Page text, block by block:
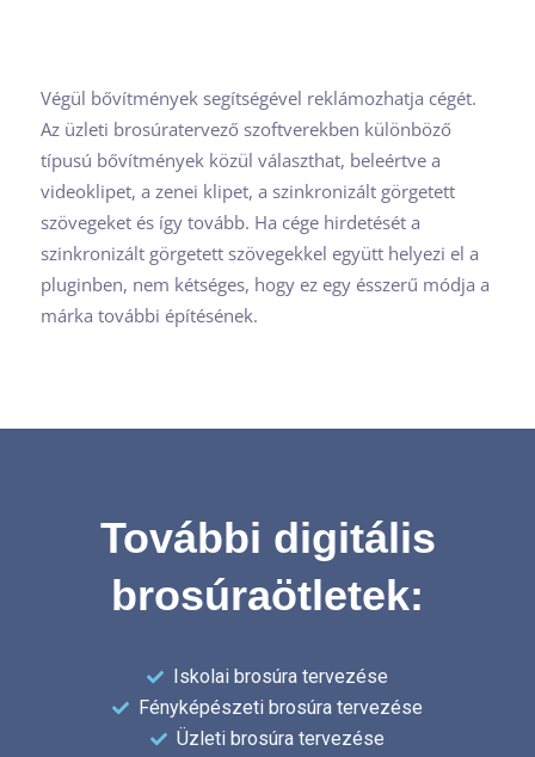
Végül bővítmények segítségével reklámozhatja cégét.
Az üzleti brosúratervező szoftverekben különböző
típusú bővítmények közül választhat, beleértve a
videoklipet, a zenei klipet, a szinkronizált görgetett
szövegeket és így tovább. Ha cége hirdetését a
szinkronizált görgetett szövegekkel együtt helyezi el a
pluginben, nem kétséges, hogy ez egy ésszerű módja a
márka további építésének.
További digitális
brosúraötletek:
Iskolai brosúra tervezése
Fényképészeti brosúra tervezése
Üzleti brosúra tervezése